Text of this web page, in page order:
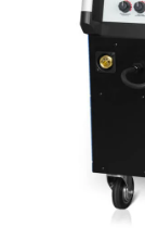
hvězdiček.